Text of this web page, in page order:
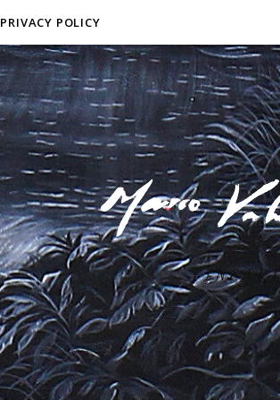
PRIVACY POLICY
F I N E A R T